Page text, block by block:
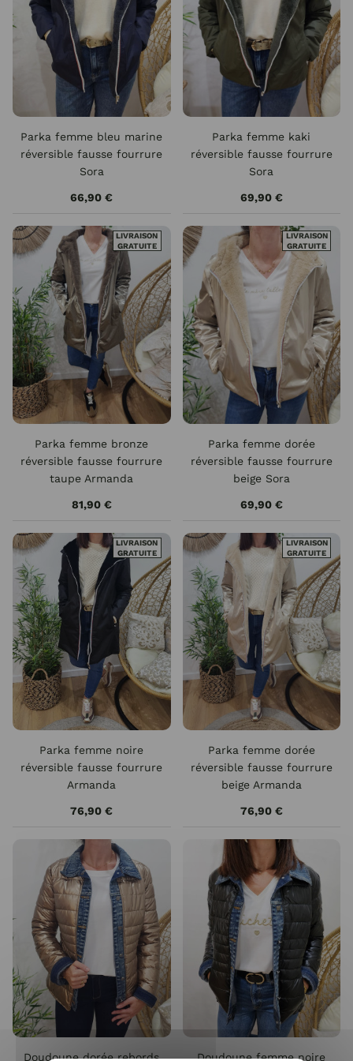
Parka femme bleu marine
réversible fausse fourrure
Sora
66,90 €
Parka femme kaki
réversible fausse fourrure
Sora
69,90 €
LIVRAISON
GRATUITE
Parka femme bronze
réversible fausse fourrure
taupe Armanda
81,90 €
LIVRAISON
GRATUITE
Parka femme dorée
réversible fausse fourrure
beige Sora
69,90 €
LIVRAISON
GRATUITE
Parka femme noire
réversible fausse fourrure
Armanda
76,90 €
LIVRAISON
GRATUITE
Parka femme dorée
réversible fausse fourrure
beige Armanda
76,90 €
Doudoune dorée rebords
Doudoune femme noire